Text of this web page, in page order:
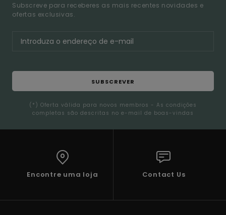
Subscreve para receberes as mais recentes novidades e
ofertas exclusivas.
SUBSCREVER
(*) Oferta válida para novos membros - As condições
completas são descritas no e-mail de boas-vindas
Encontre uma loja Contact Us